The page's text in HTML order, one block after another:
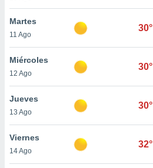
de
cookies
aceptar
Martes
11 Ago
30°
Miércoles
12 Ago
30°
Jueves
13 Ago
30°
Viernes
14 Ago
32°